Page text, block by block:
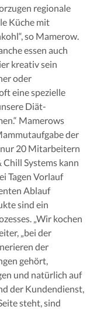
regionale
Küche mit
so Mamerow.
essen auch
kreativ sein
oder
eine spezielle
Diät-
Mamerows
der
20 Mitarbeitern
Chill Systems kann
Tagen Vorlauf
Ablauf
sind ein
„Wir kochen
„bei der
der
gehört,
und natürlich auf
der Kundendienst,
steht, sind